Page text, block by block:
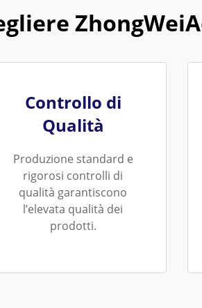
Controllo di
Qualità
Produzione standard e
rigorosi controlli di
qualità garantiscono
l’elevata qualità dei
prodotti.